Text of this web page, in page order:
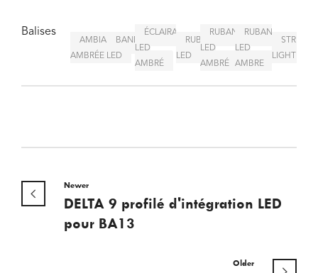
Balises
AMBIANCE
AMBRÉE
BANDEAU
LED
ÉCLAIRAGE
LED
AMBRÉ
RUBAN
LED
RUBAN
LED
AMBRÉ
RUBANS
LED
AMBRE
STRIP
LIGHT
Newer
DELTA 9 profilé d'intégration LED
pour BA13
Older